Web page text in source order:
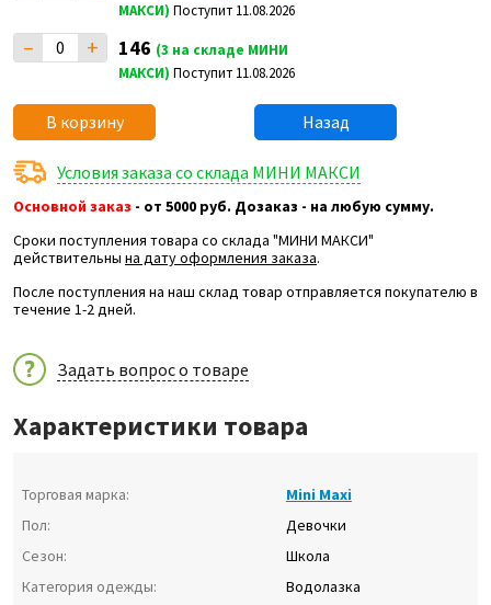
МАКСИ) Поступит 11.08.2026
– + 146 (3 на складе МИНИ
МАКСИ) Поступит 11.08.2026
В корзину Назад
Условия заказа со склада МИНИ МАКСИ
Основной заказ - от 5000 руб. Дозаказ - на любую сумму.
Сроки поступления товара со склада "МИНИ МАКСИ"
действительны на дату оформления заказа.
После поступления на наш склад товар отправляется покупателю в
течение 1-2 дней.
Задать вопрос о товаре
Характеристики товара
Торговая марка:
Mini Maxi
Пол:
Девочки
Сезон:
Школа
Категория одежды:
Водолазка